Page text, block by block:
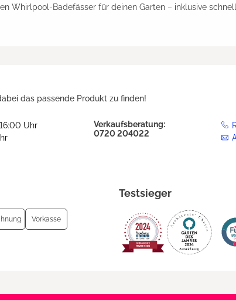
Whirlpool-Badefässer für deinen Garten – inklusive
das passende Produkt zu finden!
Uhr
Verkaufsberatung:
0720 204022
Vorkasse
Testsieger